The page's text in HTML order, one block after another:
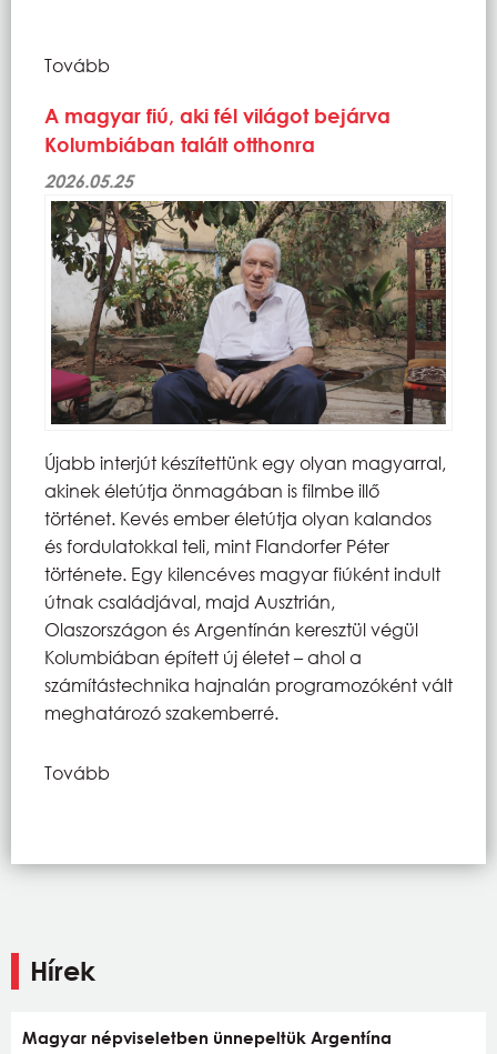
Tovább
A magyar fiú, aki fél világot bejárva
Kolumbiában talált otthonra
2026.05.25
Újabb interjút készítettünk egy olyan magyarral,
akinek életútja önmagában is filmbe illő
történet. Kevés ember életútja olyan kalandos
és fordulatokkal teli, mint Flandorfer Péter
története. Egy kilencéves magyar fiúként indult
útnak családjával, majd Ausztrián,
Olaszországon és Argentínán keresztül végül
Kolumbiában épített új életet – ahol a
számítástechnika hajnalán programozóként vált
meghatározó szakemberré.
Tovább
Hírek
Magyar népviseletben ünnepeltük Argentína